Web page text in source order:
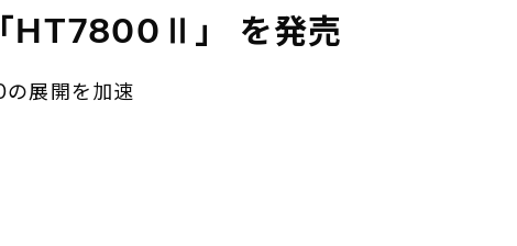
HT7800Ⅱ」 を発売
展開を加速